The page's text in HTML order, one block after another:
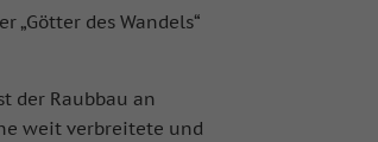
des Wandels“
der Raubbau an
weit verbreitete und